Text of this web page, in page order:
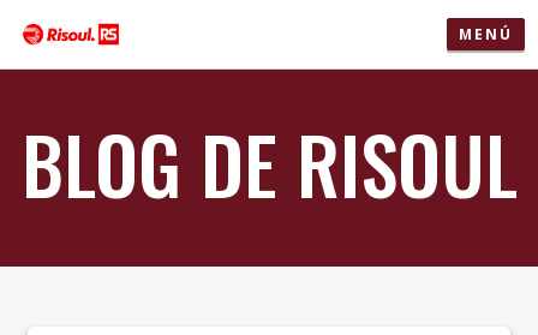
MENÚ
BLOG DE RISOUL